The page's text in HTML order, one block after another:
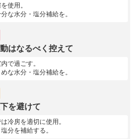
使用。
な水分・塩分補給を。
はなるべく控えて
で過ごす。
な水分・塩分補給を。
を避けて
冷房を適切に使用。
分を補給する。